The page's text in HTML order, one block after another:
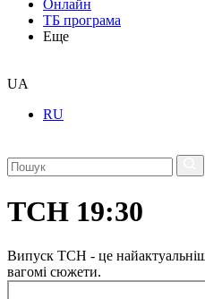
Онлайн
ТБ програма
Еще
UA
RU
ТСН 19:30
Випуск ТСН - це
вагомі сюжети.